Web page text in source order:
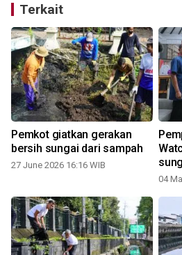
Terkait
Pemkot giatkan gerakan
bersih sungai dari sampah
27 June 2026 16:16 WIB
04